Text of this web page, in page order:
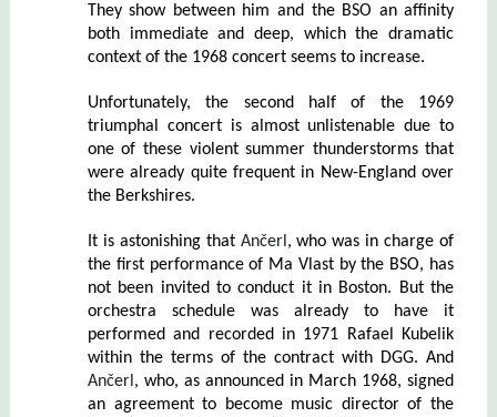
They show between him and the BSO an affinity
both immediate and deep, which the dramatic
context of the 1968 concert seems to increase.
Unfortunately, the second half of the 1969
triumphal concert is almost unlistenable due to
one of these violent summer thunderstorms that
were already quite frequent in New-England over
the Berkshires.
It is astonishing that Ančerl , who was in charge of
the first performance of Ma Vlast by the BSO, has
not been invited to conduct it in Boston. But the
orchestra schedule was already to have it
performed and recorded in 1971 Rafael Kubelik
within the terms of the contract with DGG. And
Ančerl , who, as announced in March 1968, signed
an agreement to become music director of the